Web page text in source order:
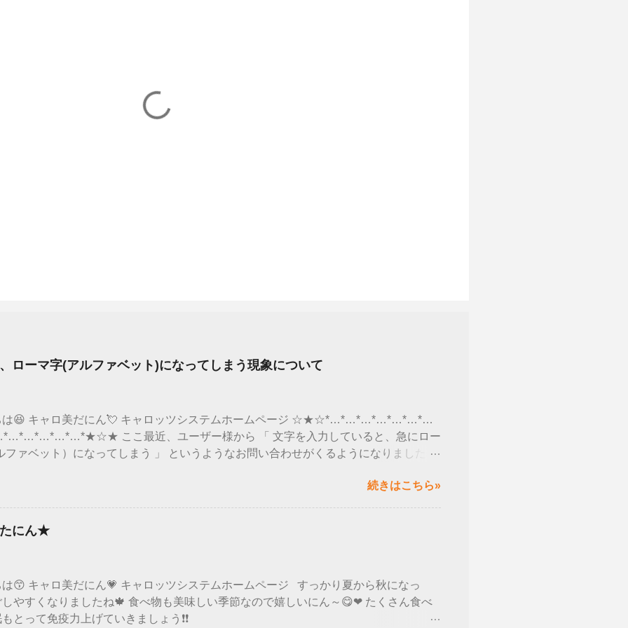
ローマ字(アルファベット)になってしまう現象について
は😆 キャロ美だにん💘 キャロッツシステムホームページ ☆★☆*…*…*…*…*…*…*…
ここ最近、ユーザー様から 「 文字を入力していると、急にロー
ファベット）になってしまう 」 というようなお問い合わせがくるようになりました😮
いました🙌 全部のWindows10のパソコンにこの現象が出るのではなく、 バージョン
のバージョンに当てはまるという方は、一時的な回避策が マイクロソフト社のHPで公
す ではまた次の更新で！ バイバイだにん💙💜💛💚 キャロッツシステムホームページ
続きはこちら»
たにん★
😙 キャロ美だにん💗 キャロッツシステムホームページ すっかり夏から秋になっ
やすくなりましたね🍁 食べ物も美味しい季節なので嬉しいにん～😋❤ たくさん食べ
とって免疫力上げていきましょう❗❗